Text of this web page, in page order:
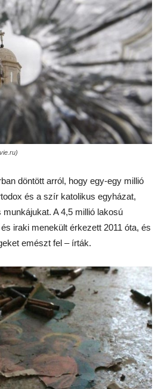
döntött arról, hogy egy-egy millió
és a szír katolikus egyházat,
A 4,5 millió lakosú
iraki menekült érkezett 2011 óta, és
emészt fel – írták.